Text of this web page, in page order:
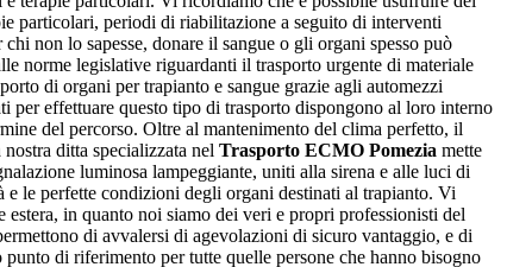
particolari, periodi di riabilitazione a seguito di interventi
non lo sapesse, donare il sangue o gli organi spesso può
norme legislative riguardanti il trasporto urgente di materiale
di organi per trapianto e sangue grazie agli automezzi
per effettuare questo tipo di trasporto dispongono al loro interno
del percorso. Oltre al mantenimento del clima perfetto, il
ditta specializzata nel Trasporto ECMO Pomezia mette
luminosa lampeggiante, uniti alla sirena e alle luci di
e le perfette condizioni degli organi destinati al trapianto. Vi
in quanto noi siamo dei veri e propri professionisti del
di avvalersi di agevolazioni di sicuro vantaggio, e di
di riferimento per tutte quelle persone che hanno bisogno